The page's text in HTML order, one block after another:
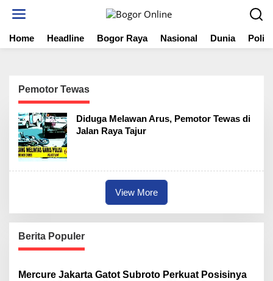
t
Home Headline Bogor Raya Nasional Dunia
Pemotor Tewas
Diduga Melawan Arus, Pemotor Tewas di
Jalan Raya Tajur
View More
Berita Populer
Mercure Jakarta Gatot Subroto Perkuat Posisinya